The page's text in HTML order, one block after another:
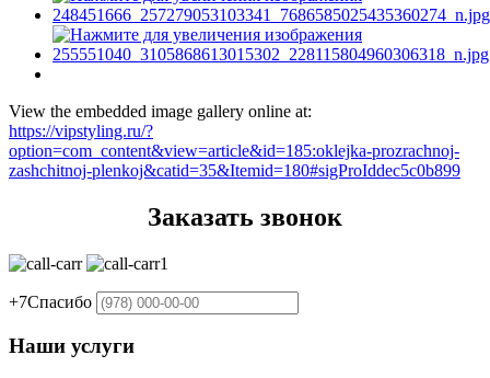
View the embedded image gallery online at:
https://vipstyling.ru/?
option=com_content&view=article&id=185:oklejka-prozrachnoj-
zashchitnoj-plenkoj&catid=35&Itemid=180#sigProIddec5c0b899
Заказать звонок
+7Спасибо
Наши услуги